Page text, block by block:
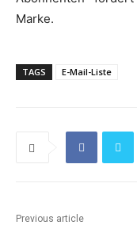
Marke.
TAGS E-Mail-Liste
Previous article